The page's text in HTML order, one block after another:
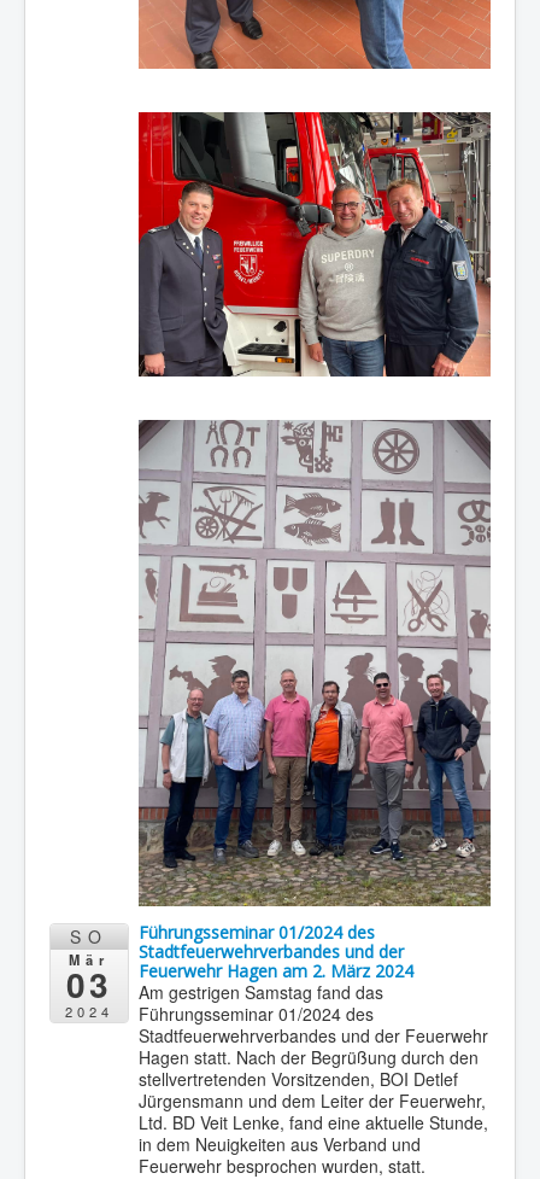
SO
Mär
03
2024
Führungsseminar 01/2024 des
Stadtfeuerwehrverbandes und der
Feuerwehr Hagen am 2. März 2024
Am gestrigen Samstag fand das
Führungsseminar 01/2024 des
Stadtfeuerwehrverbandes und der Feuerwehr
Hagen statt. Nach der Begrüßung durch den
stellvertretenden Vorsitzenden, BOI Detlef
Jürgensmann und dem Leiter der Feuerwehr,
Ltd. BD Veit Lenke, fand eine aktuelle Stunde,
in dem Neuigkeiten aus Verband und
Feuerwehr besprochen wurden, statt.